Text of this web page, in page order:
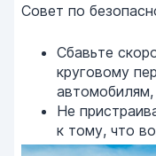
Совет по
Сбавьте
круговому
Не
к тому, что